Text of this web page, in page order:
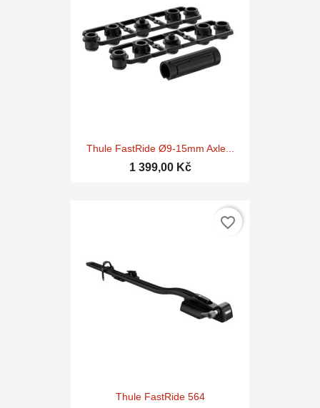
Thule FastRide Ø9-15mm Axle...
1 399,00 Kč
Thule FastRide 564
favorite_border